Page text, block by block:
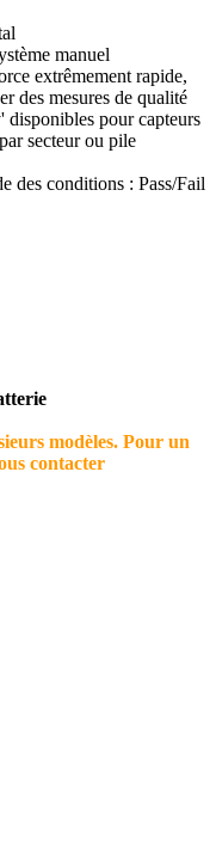
manuel
extrêmement rapide,
des mesures de qualité
pour capteurs
secteur ou pile
des conditions : Pass/Fail
modèles. Pour un
contacter